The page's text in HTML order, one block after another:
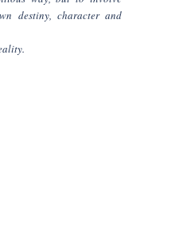
destiny, character and